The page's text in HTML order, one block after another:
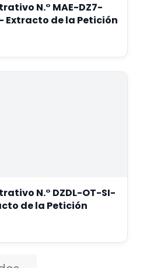
N.° MAE-DZ7-
Extracto de la Petición
N.° DZDL-OT-SI-
de la Petición